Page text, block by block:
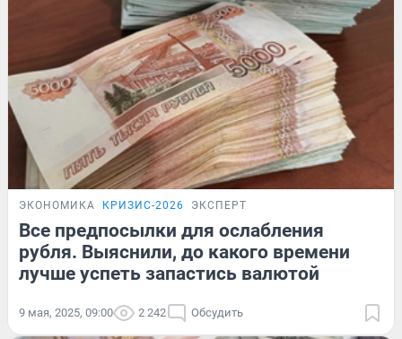
ЭКОНОМИКА КРИЗИС-2026 ЭКСПЕРТ
Все предпосылки для ослабления
рубля. Выяснили, до какого времени
лучше успеть запастись валютой
9 мая, 2025, 09:00 2 242 Обсудить